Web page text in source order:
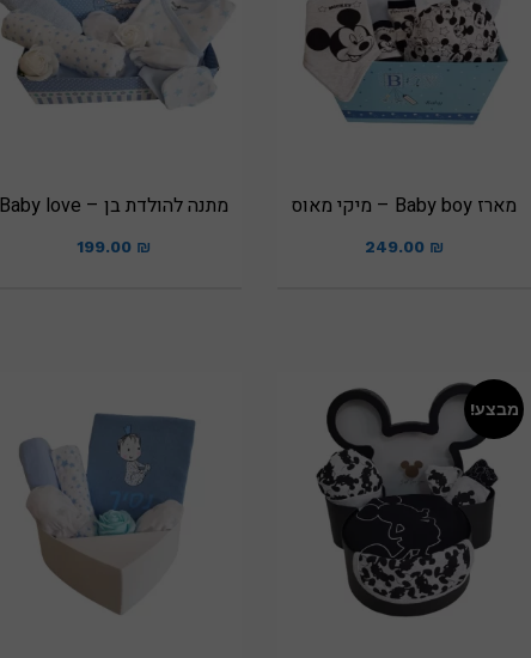
מארז Baby boy – מיקי מאוס
249.00 ₪
מתנה להולדת בן – Baby love
199.00 ₪
מבצע!